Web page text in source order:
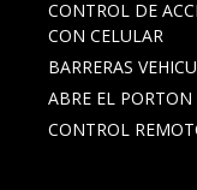
CONTROL DE
CON CELULAR
BARRERAS
ABRE EL
CONTROL